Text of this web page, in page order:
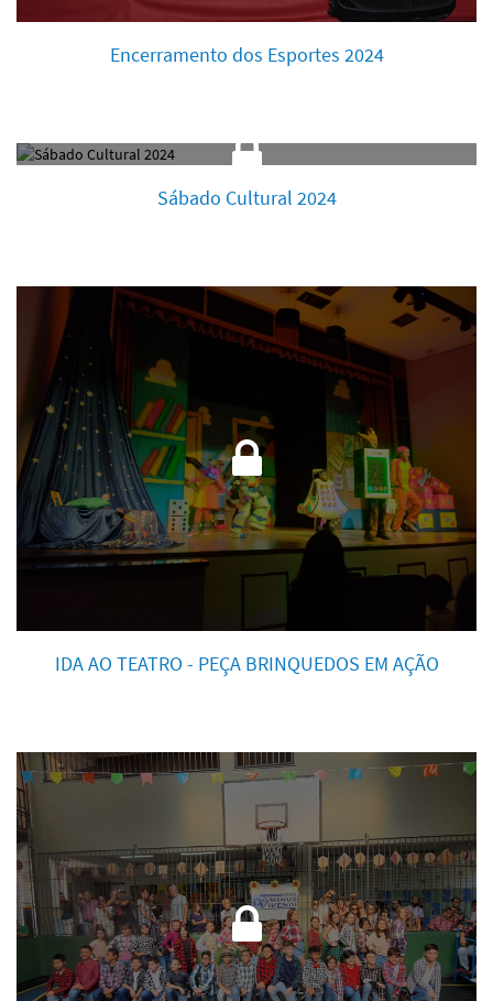
Encerramento dos Esportes 2024
Sábado Cultural 2024
IDA AO TEATRO - PEÇA BRINQUEDOS EM AÇÃO